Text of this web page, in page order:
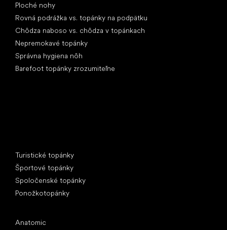
Ploché nohy
Rovná podrážka vs. topánky na podpätku
Chôdza naboso vs. chôdza v topánkach
Nepremokavé topánky
Správna hygiena nôh
Barefoot topánky zrozumiteľne
Turistické topánky
Športové topánky
Spoločenské topánky
Ponožkotopánky
Anatomic